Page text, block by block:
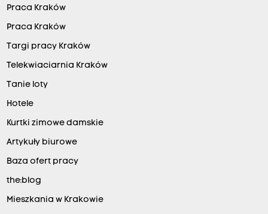
Praca Kraków
Praca Kraków
Targi pracy Kraków
Telekwiaciarnia Kraków
Tanie loty
Hotele
Kurtki zimowe damskie
Artykuły biurowe
Baza ofert pracy
the:blog
Mieszkania w Krakowie